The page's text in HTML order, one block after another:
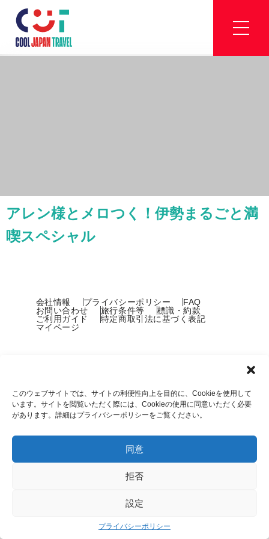
このウェブサイトでは、サイトの利便性向上を目的に、Cookieを使用して
います。サイトを閲覧いただく際には、Cookieの使用に同意いただく必要
があります。詳細はプライバシーポリシーをご覧ください。
同意
拒否
設定
プライバシーポリシー
アレン様とメロつく！伊勢まるごと満
喫スペシャル
会社情報 プライバシーポリシー
FAQ
お問い合わせ
旅行条件等
標識・約款
ご利用ガイド
特定商取引法に基づく表記
マイページ
Copyright © COOL JAPAN TRAVEL, Inc.